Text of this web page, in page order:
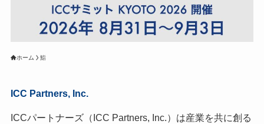
ホーム 鮨
ICC Partners, Inc.
ICCパートナーズ（ICC Partners, Inc.）は産業を共に創る